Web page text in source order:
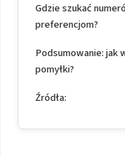
Gdzie szukać
preferencjom?
Podsumowanie: jak
pomyłki?
Źródła: